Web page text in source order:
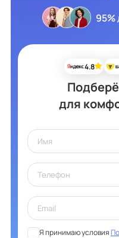
95%
4.8
для
Я принимаю условия